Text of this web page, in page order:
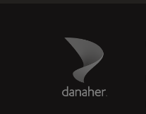
Danaher Logo